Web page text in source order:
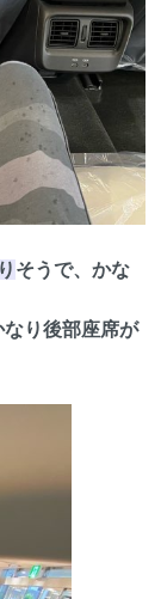
そうで、かな
なり後部座席が